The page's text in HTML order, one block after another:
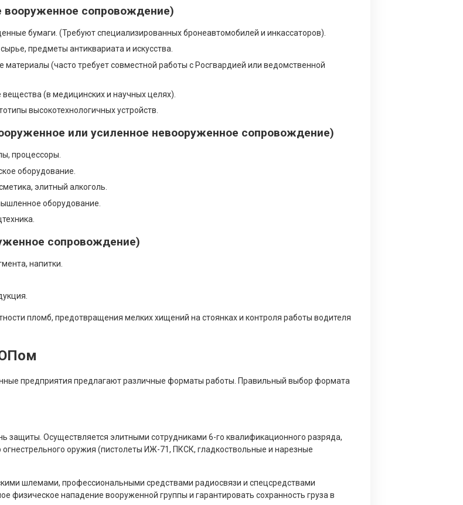
вооруженное сопровождение)
бумаги. (Требуют специализированных бронеавтомобилей и инкассаторов).
предметы антиквариата и искусства.
(часто требует совместной работы с Росгвардией или ведомственной
(в медицинских и научных целях).
высокотехнологичных устройств.
или усиленное невооруженное сопровождение)
процессоры.
оборудование.
элитный алкоголь.
оборудование.
сопровождение)
напитки.
пломб, предотвращения мелких хищений на стоянках и контроля работы водителя
предприятия предлагают различные форматы работы. Правильный выбор формата
Осуществляется элитными сотрудниками 6-го квалификационного разряда,
оружия (пистолеты ИЖ-71, ПКСК, гладкоствольные и нарезные
шлемами, профессиональными средствами радиосвязи и спецсредствами
физическое нападение вооруженной группы и гарантировать сохранность груза в